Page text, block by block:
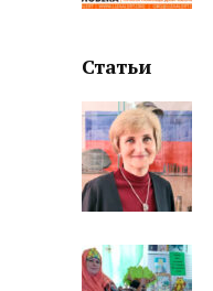
Статьи